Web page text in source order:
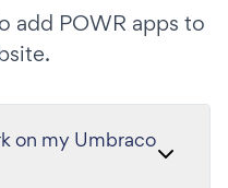
add POWR apps to
on my Umbraco